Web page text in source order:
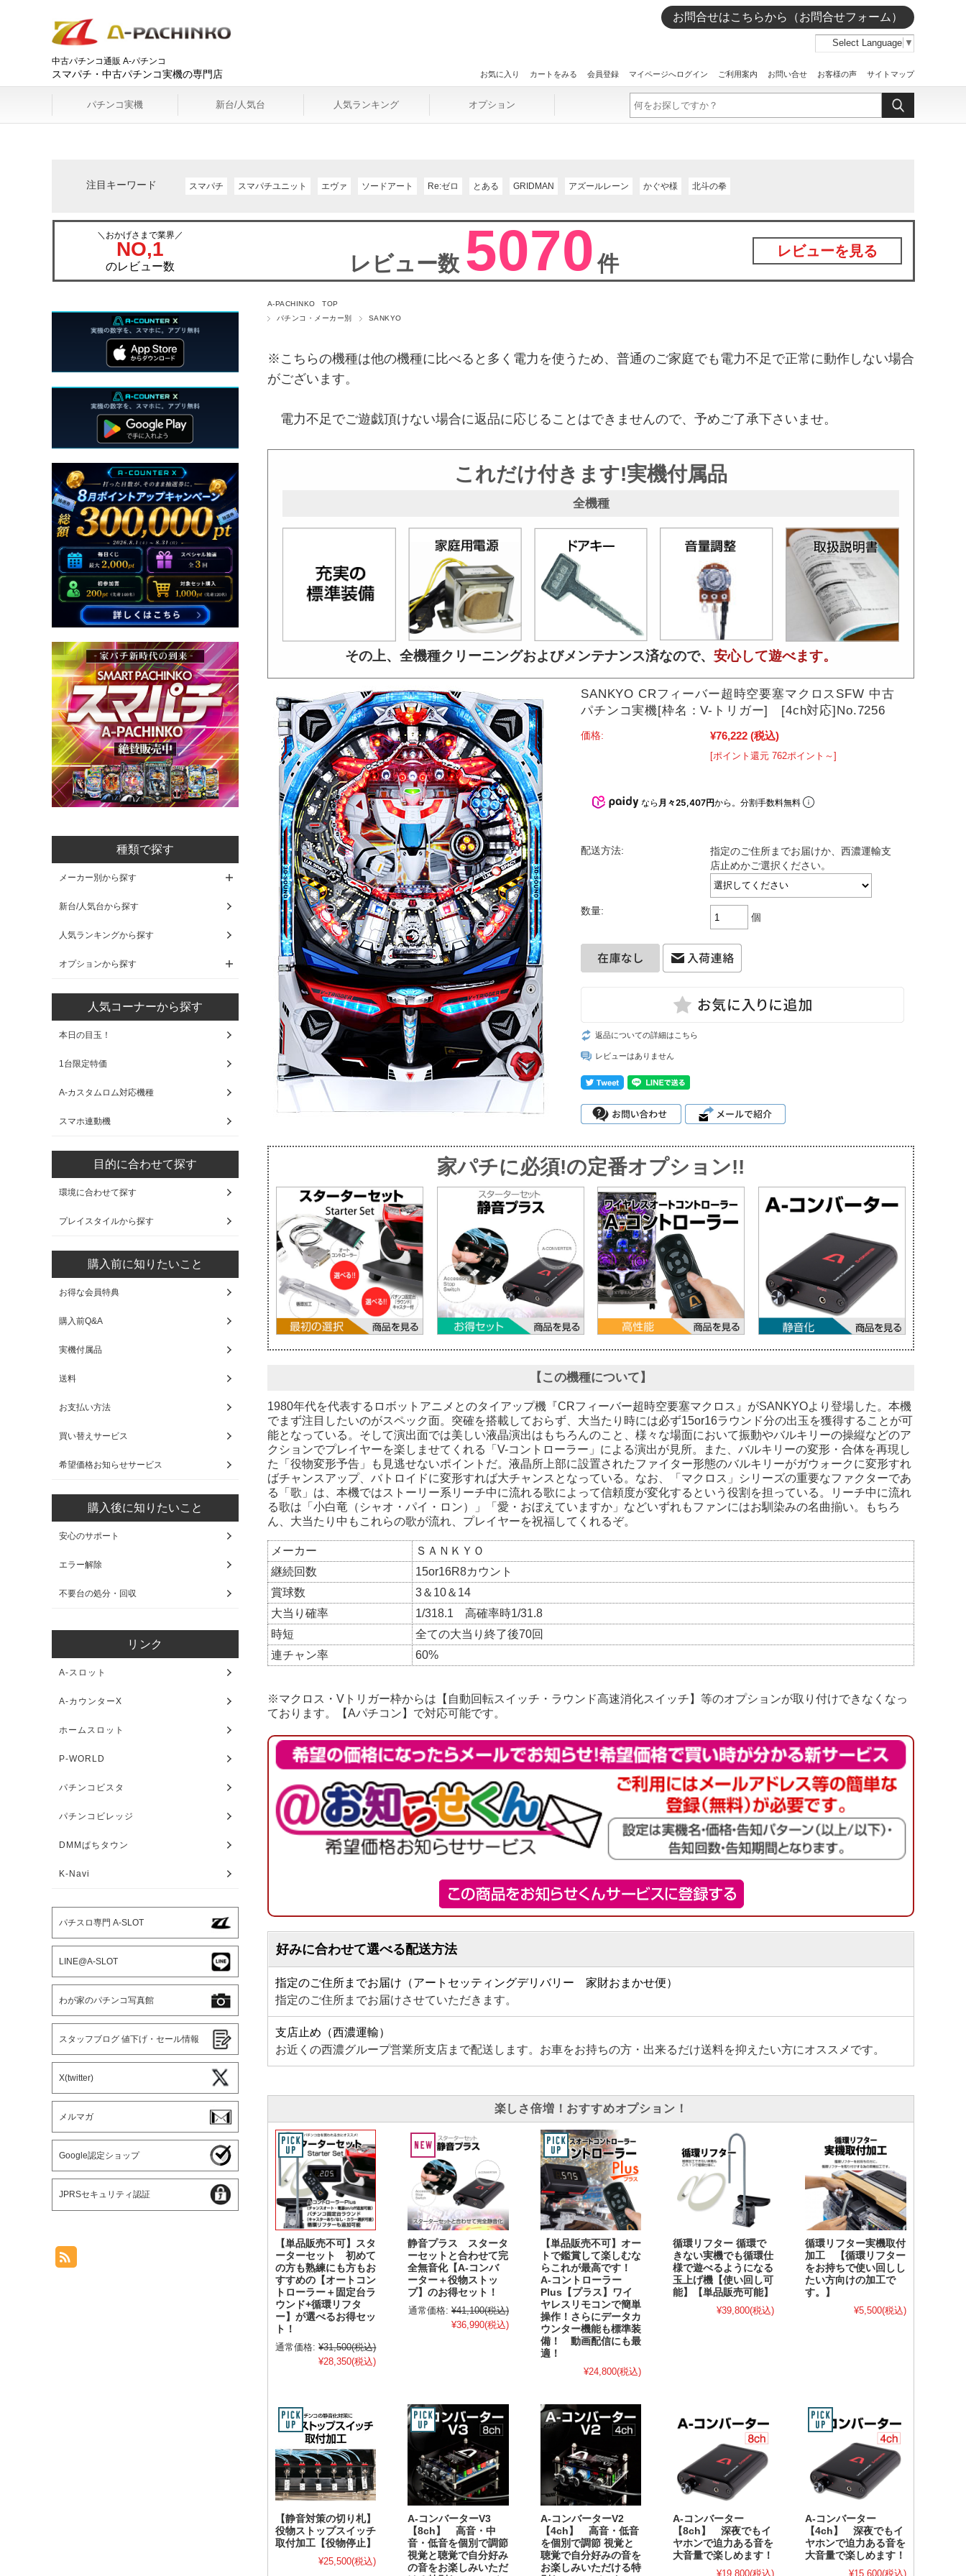
中古パチンコ通販 A-パチンコ
スマパチ・中古パチンコ実機の専門店
お問合せはこちらから（お問合せフォーム）
Select Language ▼
お気に入り カートをみる 会員登録 マイページへログイン ご利用案内 お問い合せ お客様の声 サイトマップ
パチンコ実機 新台/人気台 人気ランキング オプション
注目キーワード スマパチ スマパチユニット エヴァ ソードアート Re:ゼロ とある GRIDMAN アズールレーン かぐや様 北斗の拳
＼おかげさまで業界／
NO,1
のレビュー数 レビュー数 5070件
レビューを見る
A-PACHINKO TOP
パチンコ・メーカー別
SANKYO
※こちらの機種は他の機種に比べると多く電力を使うため、普通のご家庭でも電力不足で正常に動作しない場合
がございます。
電力不足でご遊戯頂けない場合に返品に応じることはできませんので、予めご了承下さいませ。
これだけ付きます!実機付属品
全機種
その上、全機種クリーニングおよびメンテナンス済なので、 安心して遊べます。
SANKYO CRフィーバー超時空要塞マクロスSFW 中古
パチンコ実機[枠名：V-トリガー] [4ch対応]No.7256
価格: ¥76,222 (税込)
[ポイント還元 762ポイント～]
なら 月々25,407円から。分割手数料無料
配送方法:
指定のご住所までお届けか、西濃運輸支
店止めかご選択ください。
数量:
個
返品についての詳細はこちら
レビューはありません
家パチに必須!の定番オプション!!
【この機種について】
1980年代を代表するロボットアニメとのタイアップ機『CRフィーバー超時空要塞マクロス』がSANKYOより登場した。本機
でまず注目したいのがスペック面。突確を搭載しておらず、大当たり時には必ず15or16ラウンド分の出玉を獲得することが可
能となっている。そして演出面では美しい液晶演出はもちろんのこと、様々な場面において振動やバルキリーの操縦などのア
クションでプレイヤーを楽しませてくれる「V-コントローラー」による演出が見所。また、バルキリーの変形・合体を再現し
た「役物変形予告」も見逃せないポイントだ。液晶所上部に設置されたファイター形態のバルキリーがガウォークに変形すれ
ばチャンスアップ、バトロイドに変形すれば大チャンスとなっている。なお、「マクロス」シリーズの重要なファクターであ
る「歌」は、本機ではストーリー系リーチ中に流れる歌によって信頼度が変化するという役割を担っている。リーチ中に流れ
る歌は「小白竜（シャオ・パイ・ロン）」「愛・おぼえていますか」などいずれもファンにはお馴染みの名曲揃い。もちろ
ん、大当たり中もこれらの歌が流れ、プレイヤーを祝福してくれるぞ。
メーカー
ＳＡＮＫＹＯ
継続回数
15or16R8カウント
賞球数
3＆10＆14
大当り確率
1/318.1 高確率時1/31.8
時短
全ての大当り終了後70回
連チャン率
60%
※マクロス・Vトリガー枠からは【自動回転スイッチ・ラウンド高速消化スイッチ】等のオプションが取り付けできなくなっ
ております。【Aパチコン】で対応可能です。
好みに合わせて選べる配送方法
指定のご住所までお届け（アートセッティングデリバリー 家財おまかせ便）
指定のご住所までお届けさせていただきます。
支店止め（西濃運輸）
お近くの西濃グループ営業所支店まで配送します。お車をお持ちの方・出来るだけ送料を抑えたい方にオススメです。
楽しさ倍増！おすすめオプション！
【単品販売不可】スタ
ーターセット 初めて
の方も熟練にも方もお
すすめの【オートコン
トローラー＋固定台ラ
ウンド+循環リフタ
ー】が選べるお得セッ
ト！
通常価格: ¥31,500(税込)
¥28,350(税込)
静音プラス スタータ
ーセットと合わせて完
全無音化【A-コンバ
ーター＋役物ストッ
プ】のお得セット！
通常価格: ¥41,100(税込)
¥36,990(税込)
【単品販売不可】オー
トで鑑賞して楽しむな
らこれが最高です！
A-コントローラー
Plus【プラス】ワイ
ヤレスリモコンで簡単
操作！さらにデータカ
ウンター機能も標準装
備！ 動画配信にも最
適！
¥24,800(税込)
循環リフター 循環で
きない実機でも循環仕
様で遊べるようになる
玉上げ機【使い回し可
能】【単品販売可能】
¥39,800(税込)
循環リフター実機取付
加工 【循環リフター
をお持ちで使い回しし
たい方向けの加工で
す。】
¥5,500(税込)
【静音対策の切り札】
役物ストップスイッチ
取付加工【役物停止】
¥25,500(税込)
A-コンバーターV3
【8ch】 高音・中
音・低音を個別で調節
視覚と聴覚で自分好み
の音をお楽しみいただ
A-コンバーターV2
【4ch】 高音・低音
を個別で調節 視覚と
聴覚で自分好みの音を
お楽しみいただける特
A-コンバーター
【8ch】 深夜でもイ
ヤホンで迫力ある音を
大音量で楽しめます！
¥19,800(税込)
A-コンバーター
【4ch】 深夜でもイ
ヤホンで迫力ある音を
大音量で楽しめます！
¥15,600(税込)
種類で探す
メーカー別から探す
新台/人気台から探す
人気ランキングから探す
オプションから探す
人気コーナーから探す
本日の目玉！
1台限定特価
A-カスタムロム対応機種
スマホ連動機
目的に合わせて探す
環境に合わせて探す
プレイスタイルから探す
購入前に知りたいこと
お得な会員特典
購入前Q&A
実機付属品
送料
お支払い方法
買い替えサービス
希望価格お知らせサービス
購入後に知りたいこと
安心のサポート
エラー解除
不要台の処分・回収
リンク
A-スロット
A-カウンターX
ホームスロット
P-WORLD
パチンコビスタ
パチンコビレッジ
DMMぱちタウン
K-Navi
パチスロ専門 A-SLOT
LINE@A-SLOT
わが家のパチンコ写真館
スタッフブログ 値下げ・セール情報
X(twitter)
メルマガ
Google認定ショップ
JPRSセキュリティ認証